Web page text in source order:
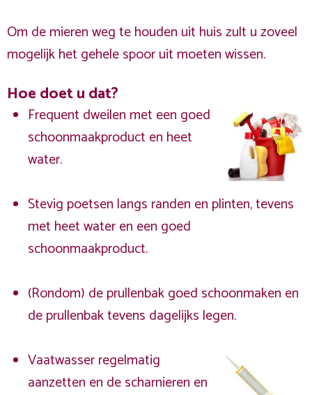
Om de mieren weg te houden uit huis zult u zoveel
mogelijk het gehele spoor uit moeten wissen.
Hoe doet u dat?
Frequent dweilen met een goed
schoonmaakproduct en heet
water.
Stevig poetsen langs randen en plinten, tevens
met heet water en een goed
schoonmaakproduct.
(Rondom) de prullenbak goed schoonmaken en
de prullenbak tevens dagelijks legen.
Vaatwasser regelmatig
aanzetten en de scharnieren en